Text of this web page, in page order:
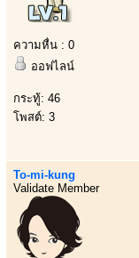
ความหื่น : 0
ออฟไลน์
กระทู้: 46
โพสต์: 3
To-mi-kung
Validate Member